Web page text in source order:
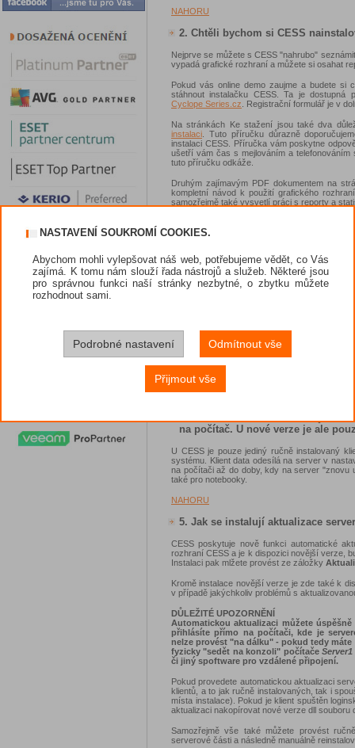
NAHORU
2. Chtěli bychom si CESS
Nejprve se můžete s CESS "nahrubo"
vypadá grafické rozhraní a můžete si osahat
Pokud vás online demo zaujme a budete si
stáhnout instalačku CESS. Ta je dostupná
Cyclope Series.cz . Registrační formulář je v
Na stránkách Ke stažení jsou také dva
instalaci . Tuto příručku důrazně
instalaci CESS. Příručka vám poskytne
ušetří vám čas s mejlováním a
tuto příručku odkáže.
Druhým zajímavým PDF dokumentem na
kompletní návod k použití grafického
samozřejmě také vysvetlí práci s reporty a
nefunguje ani stará ani nová verze.
Odpověď je jednoduchá - před instalací jste si
jste nový CESS na server, ve kterém již
nakonfigurovat CESS klienty.
odebrat CESS a nainstalovat ji na jiný
Na jednom serveru nelze provozovat
komunikačních TCP portů, což znemožní
NAHORU
na počítač. U nové verze je ale
U CESS je pouze jediný ručně instalovaný
systému. Klient data odesílá na server v
na počítači až do doby, kdy na server "znovu
také pro notebooky.
NAHORU
5. Jak se instalují aktualizace
CESS poskytuje nově funkci automatické
rozhraní CESS a je k dispozici novější verze,
Instalaci pak mlžete provést ze záložky
Kromě instalace novější verze je zde také k
v případě jakýchkoliv problémů s
DŮLEŽITÉ UPOZORNĚNÍ
Automatickou aktualizaci můžete
přihlásíte přímo na počítači, kde je
nelze provést "na dálku" - pokud tedy
fyzicky "sedět na konzoli" počítačeServer1
či jiný spoftware pro vzdálené připojení.
Pokud provedete automatickou aktualizaci
klientů, a to jak ručně instalovaných, tak i
místa instalace). Pokud je klient spuštěn
aktualizaci nakopírovat nové verze dll
Samozřejmě vše také můžete provést
serverové části a následně manuálně
NASTAVENÍ SOUKROMÍ COOKIES.
Abychom mohli vylepšovat náš web, potřebujeme vědět, co Vás
zajímá. K tomu nám slouží řada nástrojů a služeb. Některé jsou
pro správnou funkci naší stránky nezbytné, o zbytku můžete
rozhodnout sami.
Podrobné nastavení Odmítnout vše
Přijmout vše